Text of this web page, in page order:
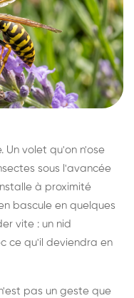
Un volet qu'on n'ose
sous l'avancée
à proximité
bascule en quelques
vite : un nid
ce qu'il deviendra en
pas un geste que